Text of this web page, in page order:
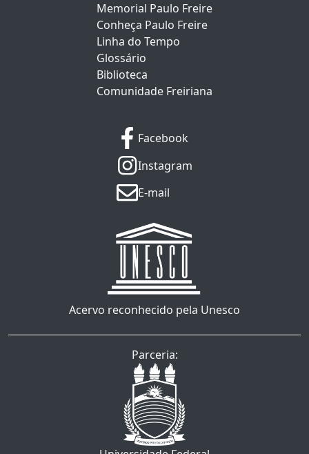
Memorial Paulo Freire
Conheça Paulo Freire
Linha do Tempo
Glossário
Biblioteca
Comunidade Freiriana
Facebook
Instagram
E-mail
Acervo reconhecido pela Unesco
Parceria: